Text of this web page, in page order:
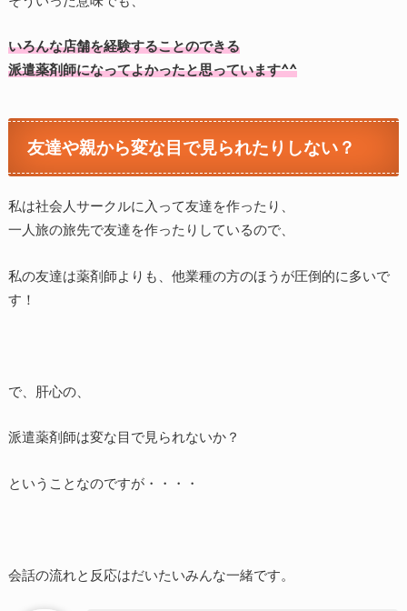
いろんな店舗を経験することのできる
派遣薬剤師になってよかったと思っています^^
友達や親から変な目で見られたりしない？
私は社会人サークルに入って友達を作ったり、
一人旅の旅先で友達を作ったりしているので、
私の友達は薬剤師よりも、他業種の方のほうが圧倒的に多いで
す！
で、肝心の、
派遣薬剤師は変な目で見られないか？
ということなのですが・・・・
会話の流れと反応はだいたいみんな一緒です。